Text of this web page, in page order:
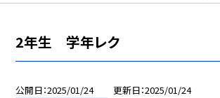
2年生 学年レク
公開日 2025/01/24 更新日 2025/01/24